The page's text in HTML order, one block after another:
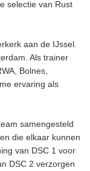
selectie van Rust
aan de IJssel.
Als trainer
Bolnes,
ervaring als
samengesteld
die elkaar kunnen
van DSC 1 voor
DSC 2 verzorgen